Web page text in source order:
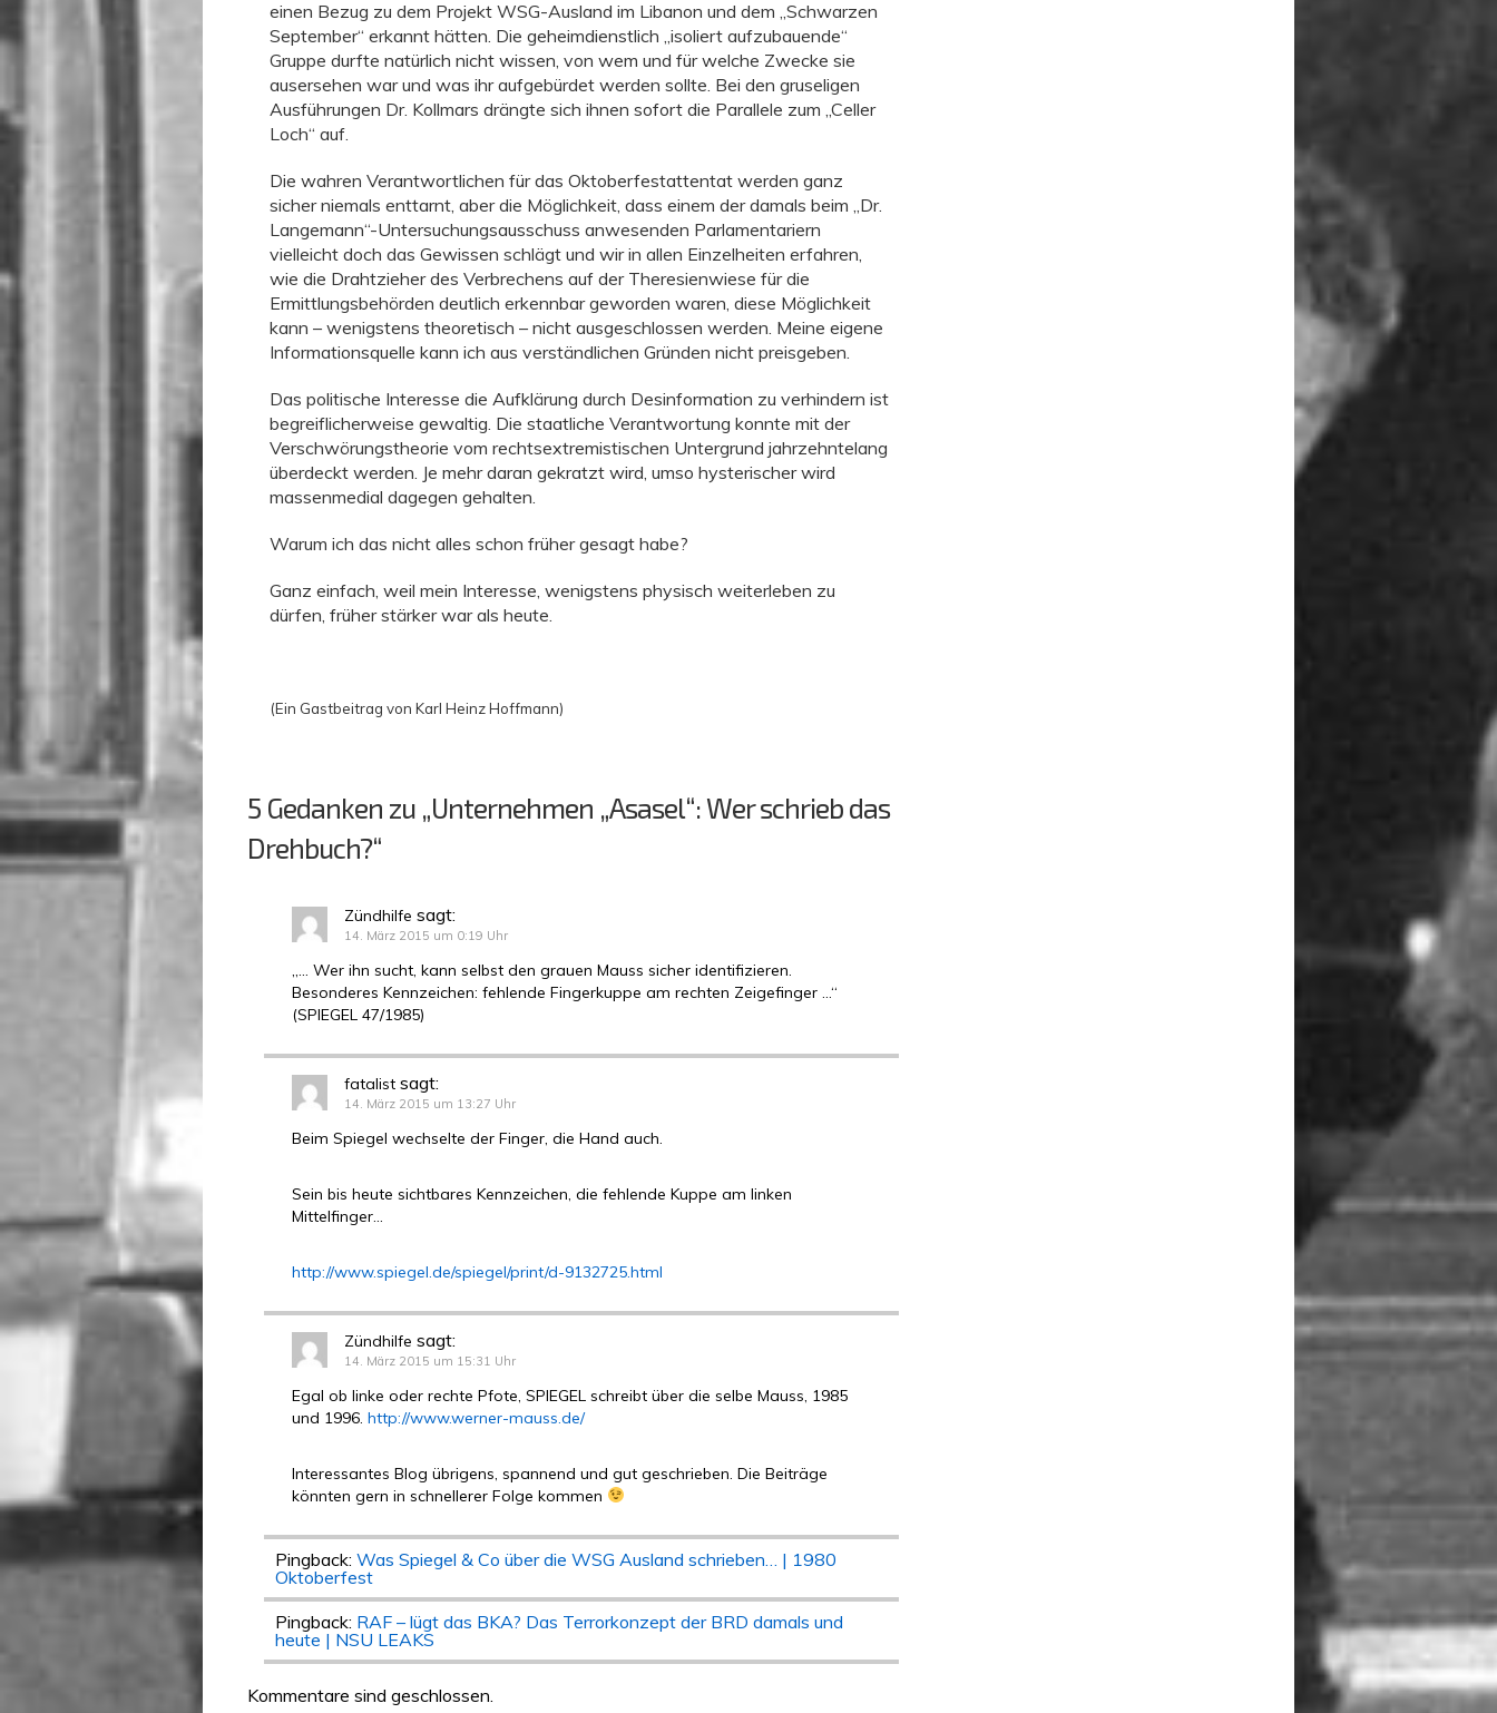
einen Bezug zu dem Projekt WSG-Ausland im Libanon und dem „Schwarzen
September“ erkannt hätten. Die geheimdienstlich „isoliert aufzubauende“
Gruppe durfte natürlich nicht wissen, von wem und für welche Zwecke sie
ausersehen war und was ihr aufgebürdet werden sollte. Bei den gruseligen
Ausführungen Dr. Kollmars drängte sich ihnen sofort die Parallele zum „Celler
Loch“ auf.
Die wahren Verantwortlichen für das Oktoberfestattentat werden ganz
sicher niemals enttarnt, aber die Möglichkeit, dass einem der damals beim „Dr.
Langemann“-Untersuchungsausschuss anwesenden Parlamentariern
vielleicht doch das Gewissen schlägt und wir in allen Einzelheiten erfahren,
wie die Drahtzieher des Verbrechens auf der Theresienwiese für die
Ermittlungsbehörden deutlich erkennbar geworden waren, diese Möglichkeit
kann – wenigstens theoretisch – nicht ausgeschlossen werden. Meine eigene
Informationsquelle kann ich aus verständlichen Gründen nicht preisgeben.
Das politische Interesse die Aufklärung durch Desinformation zu verhindern ist
begreiflicherweise gewaltig. Die staatliche Verantwortung konnte mit der
Verschwörungstheorie vom rechtsextremistischen Untergrund jahrzehntelang
überdeckt werden. Je mehr daran gekratzt wird, umso hysterischer wird
massenmedial dagegen gehalten.
Warum ich das nicht alles schon früher gesagt habe?
Ganz einfach, weil mein Interesse, wenigstens physisch weiterleben zu
dürfen, früher stärker war als heute.
(Ein Gastbeitrag von Karl Heinz Hoffmann)
5 Gedanken zu „Unternehmen „Asasel“: Wer schrieb das
Drehbuch?“
Zündhilfe sagt:
14. März 2015 um 0:19 Uhr
„… Wer ihn sucht, kann selbst den grauen Mauss sicher identifizieren.
Besonderes Kennzeichen: fehlende Fingerkuppe am rechten Zeigefinger …“
(SPIEGEL 47/1985)
fatalist sagt:
14. März 2015 um 13:27 Uhr
Beim Spiegel wechselte der Finger, die Hand auch.
Sein bis heute sichtbares Kennzeichen, die fehlende Kuppe am linken
Mittelfinger…
http://www.spiegel.de/spiegel/print/d-9132725.html
Zündhilfe sagt:
14. März 2015 um 15:31 Uhr
Egal ob linke oder rechte Pfote, SPIEGEL schreibt über die selbe Mauss, 1985
und 1996. http://www.werner-mauss.de/
Interessantes Blog übrigens, spannend und gut geschrieben. Die Beiträge
könnten gern in schnellerer Folge kommen
Pingback: Was Spiegel & Co über die WSG Ausland schrieben… | 1980
Oktoberfest
Pingback: RAF – lügt das BKA? Das Terrorkonzept der BRD damals und
heute | NSU LEAKS
Kommentare sind geschlossen.